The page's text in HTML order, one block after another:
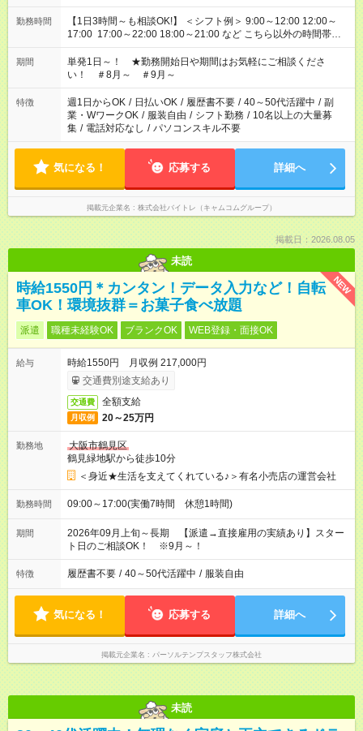
勤務時間
【1日3時間～も相談OK!】 ＜シフト例＞ 9:00～12:00 12:00～
17:00 17:00～22:00 18:00～21:00 など こちら以外の時間帯も
お気軽にご相談ください！
期間
単発1日～！ ★勤務開始日や期間はお気軽にご相談くださ
い！ ＃8月～ ＃9月～
特徴 週1日からOK / 日払いOK / 履歴書不要 / 40～50代活躍中 / 副
業・WワークOK / 服装自由 / シフト勤務 / 10名以上の大量募
集 / 電話対応なし / パソコンスキル不要
気になる！ 応募する 詳細へ
掲載元企業名 株式会社バイトレ（キャムコムグループ）
掲載日：2026.08.05
未読
NEW
時給1550円＊カンタン！データ入力など！自転
車OK！環境抜群＝お菓子食べ放題
派遣 職種未経験OK ブランクOK WEB登録・面接OK
給与
時給1550円 月収例 217,000円
交通費別途支給あり
交通費 全額支給
月収例 20～25万円
勤務地
大阪市鶴見区
鶴見緑地駅から徒歩10分
＜身近★生活を支えてくれている♪＞有名小売店の運営会社
勤務時間 09:00～17:00(実働7時間 休憩1時間)
期間
2026年09月上旬～長期 【派遣→直接雇用の実績あり】スター
ト日のご相談OK！ ※9月～！
特徴 履歴書不要 / 40～50代活躍中 / 服装自由
気になる！ 応募する 詳細へ
掲載元企業名 パーソルテンプスタッフ株式会社
未読